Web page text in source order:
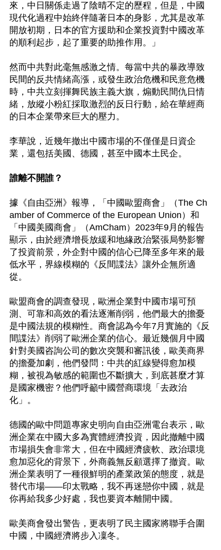
來，中日關係走過了陰晴不定的歷程，但是，中國
現代化過程中始終伴隨著日本的身影，尤其是改革
開放初期，日本的官方援助和企業投資對中國改革
的順利起步，起了重要的助推作用。」
然而中共對此毫無感激之情。每當中共的暴政導致
民間的反共情緒高漲，或發生政治危機和民意危機
時，中共立刻揮舞民族主義大旗，煽動民間仇日情
緒，放縱小粉紅採取激烈的反日行動，給在華經商
的日本企業帶來巨大的壓力。
李華說，近幾年撤出中國市場的不僅僅是日資企
業，還包括美國、德國，甚至中國本土民企。
誰離不開誰？
據《自由亞洲》報導，「中國歐盟商會」（The Ch
amber of Commerce of the European Union）和
「中國美國商會」（AmCham）2023年9月的報告
顯示，由於經濟增長放緩和地緣政治緊張局勢影響
了投資前景，外企對中國的信心已降至多年來的最
低水平，界線模糊的《反間諜法》讓外企無所適
從。
歐盟商會的調查發現，歐洲企業對中國市場可預
測、可靠和高效的看法逐漸削弱，他們最大的擔憂
是中國法規的模糊性。商會認為今年7月實施的《反
間諜法》削弱了歐洲企業的信心。最近幾個月中國
針對美國咨詢公司的數次突襲和審訊後，歐美商界
的擔憂加劇，他們發問：中共的紅線變得愈加模
糊，被視為敏感的範圍也不斷擴大，到底甚麼才算
是國家機密？他們呼籲中國營商環境「去政治
化」。
德國的歐中問題專家史明向自由亞洲電台表示，歐
洲企業在中國大多為實體經濟投資，因此撤離中國
市場損失會非常大，但在中國經濟疲軟、政治環境
愈加惡化的背景下，外商義無反顧選擇了撤資。歐
洲企業表明了一種很鮮明的產業政策的態度，就是
替代市場——印太戰略，我不再迷戀你中國，就是
你再給我多少好處，我也要資本離開中國。
歐美商會發出警告，更表明了民主國家將聯手合圍
中國，中國經濟將步入凜冬。